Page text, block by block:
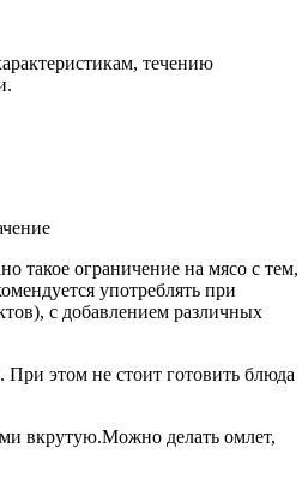
течению
такое ограничение на мясо с тем,
употреблять при
с добавлением различных
этом не стоит готовить блюда
вкрутую.Можно делать омлет,